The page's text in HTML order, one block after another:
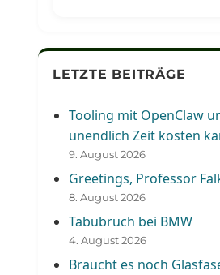
LETZTE BEITRÄGE
Tooling mit OpenClaw
unendlich Zeit kosten
9. August 2026
Greetings, Professor
8. August 2026
Tabubruch bei BMW
4. August 2026
Braucht es noch